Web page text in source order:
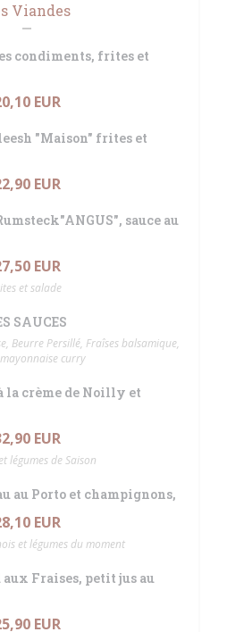
Viandes
condiments, frites et
EUR
"Maison" frites et
EUR
sauce au
EUR
et salade
SAUCES
Beurre Persillé, Fraîses balsamique,
curry
la crème de Noilly et
EUR
légumes de Saison
au Porto et champignons,
EUR
et légumes du moment
aux Fraises, petit jus au
EUR